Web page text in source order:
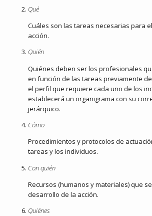
Qué
Cuáles son las tareas necesarias para
acción.
Quién
Quiénes deben ser los profesionales
en función de las tareas previamente
el perfil que requiere cada uno de los
establecerá un organigrama con su
jerárquico.
Cómo
Procedimientos y protocolos de
tareas y los individuos.
Con quién
Recursos (humanos y materiales) que
desarrollo de la acción.
Quiénes